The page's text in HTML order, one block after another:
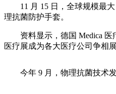
11 月 15 日，全球规模最大
理抗菌防护手套。
资料显示，德国 Medica 医疗
医疗展成为各大医疗公司争相
今年 9 月，物理抗菌技术发